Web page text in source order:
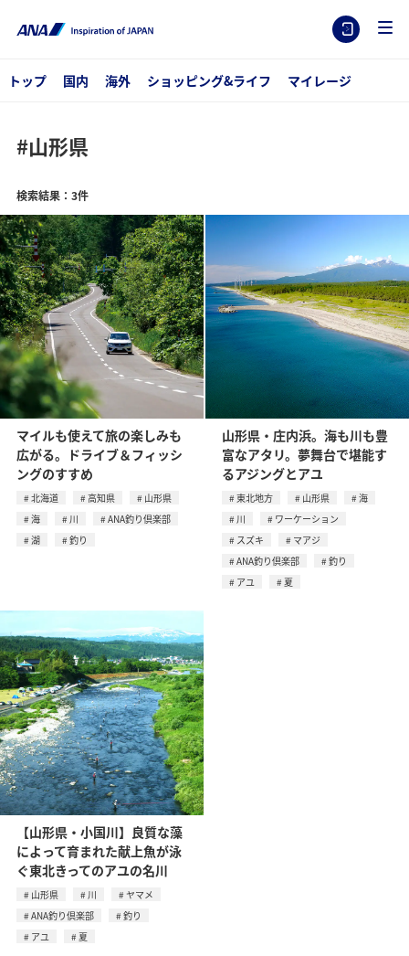
トップ 国内 海外 ショッピング&ライフ マイレージ
#山形県
検索結果：3件
マイルも使えて旅の楽しみも
広がる。ドライブ＆フィッシ
ングのすすめ
北海道 高知県
山形県
海
川
ANA釣り倶楽部
湖
釣り
山形県・庄内浜。海も川も豊
富なアタリ。夢舞台で堪能す
るアジングとアユ
東北地方 山形県
海
川
ワーケーション
スズキ
マアジ
ANA釣り倶楽部
釣り
アユ
夏
【山形県・小国川】良質な藻
によって育まれた献上魚が泳
ぐ東北きってのアユの名川
山形県 川
ヤマメ
ANA釣り倶楽部
釣り
アユ
夏